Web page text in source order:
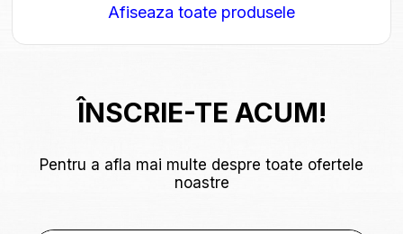
Afiseaza toate produsele
ÎNSCRIE-TE ACUM!
Pentru a afla mai multe despre toate ofertele
noastre